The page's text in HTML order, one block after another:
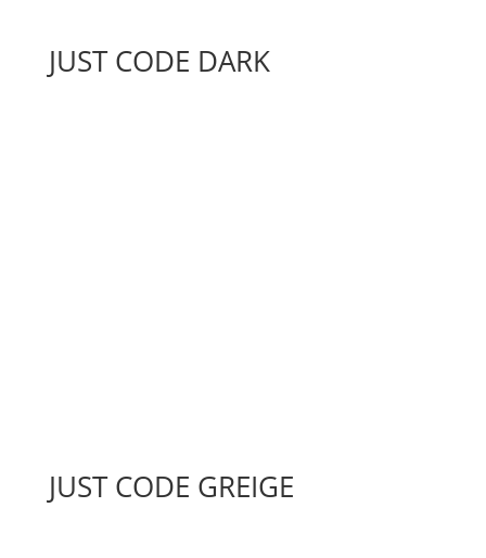
JUST CODE DARK
JUST CODE GREIGE